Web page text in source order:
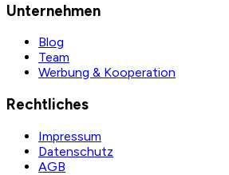
Unternehmen
Blog
Team
Werbung & Kooperation
Rechtliches
Impressum
Datenschutz
AGB